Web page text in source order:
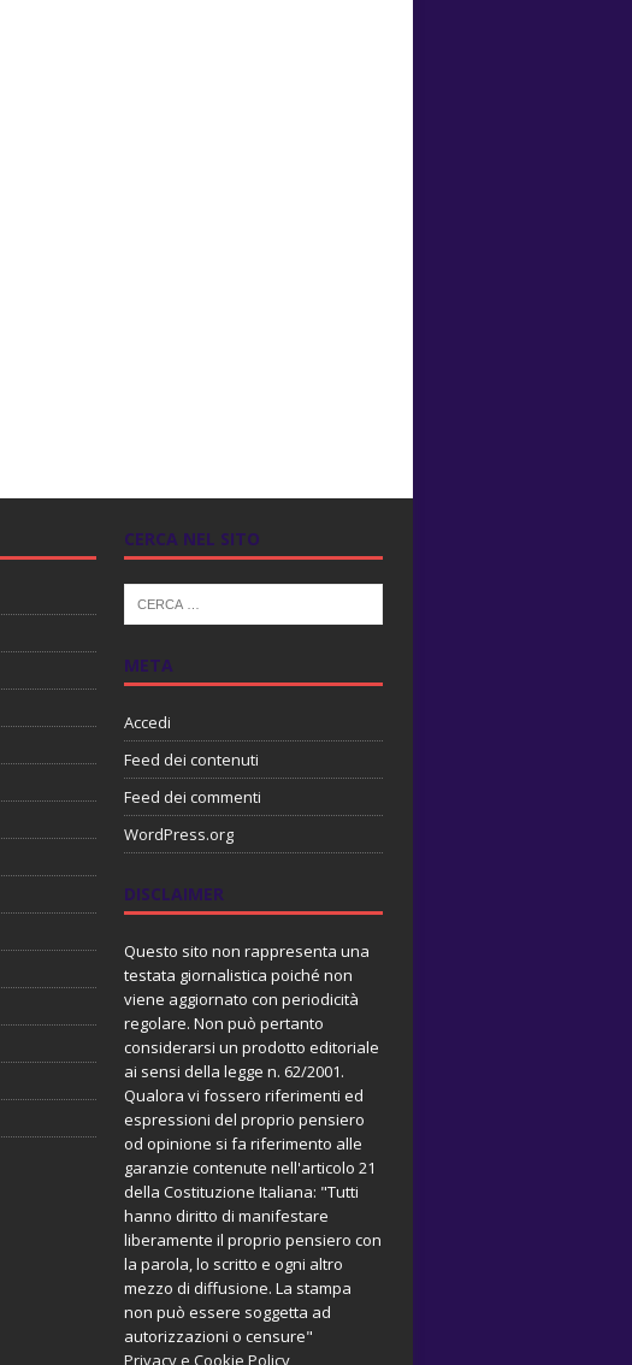
CERCA NEL SITO
META
Accedi
Feed dei contenuti
Feed dei commenti
WordPress.org
DISCLAIMER
Questo sito non rappresenta una
testata giornalistica poiché non
viene aggiornato con periodicità
regolare. Non può pertanto
considerarsi un prodotto editoriale
ai sensi della legge n. 62/2001.
Qualora vi fossero riferimenti ed
espressioni del proprio pensiero
od opinione si fa riferimento alle
garanzie contenute nell'articolo 21
della Costituzione Italiana: "Tutti
hanno diritto di manifestare
liberamente il proprio pensiero con
la parola, lo scritto e ogni altro
mezzo di diffusione. La stampa
non può essere soggetta ad
autorizzazioni o censure"
Privacy e Cookie Policy